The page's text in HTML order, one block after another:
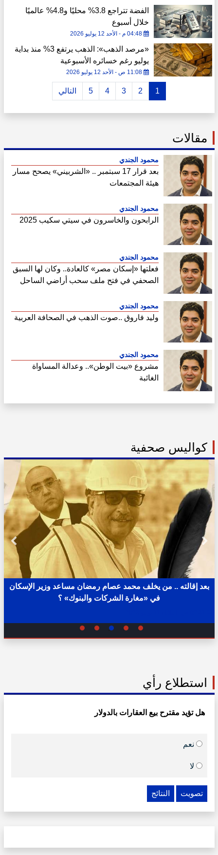
الفضة تتراجع 3.8% محليًا و4.8% عالميًا
خلال أسبوع
04:48 م - الأحد 12 يوليو 2026
«مرصد الذهب»: الذهب يرتفع 3% منذ بداية
يوليو رغم خسائره الأسبوعية
11:08 ص - الأحد 12 يوليو 2026
1
2
3
4
5 التالي
مقالات
محمود الجندي
بعد قرار 17 سبتمبر .. «الشربيني» يصحح مسار
هيئة المجتمعات
محمود الجندي
الرابحون والخاسرون في سيتي سكيب 2025
محمود الجندي
فعلتها «إسكان مصر» كالعادة.. وكان لها السبق
الصحفي في فتح ملف سحب أراضي الساحل
محمود الجندي
وليد فاروق ..صوت الذهب في الصحافة العربية
محمود الجندي
مشروع «بيت الوطن».. وعدالة المساواة
الغائبة
كواليس صحفية
بعد إقالته .. من يخلف محمد عصام رمضان مساعد وزير الإسكان
في «مغارة الشركات والبنوك» ؟
استطلاع رأي
هل تؤيد مقترح بيع العقارات بالدولار
نعم
لا
تصويت النتائج